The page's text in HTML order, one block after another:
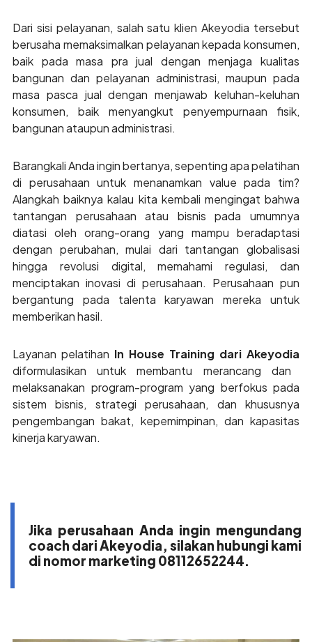
Dari sisi pelayanan, salah satu klien Akeyodia tersebut
berusaha memaksimalkan pelayanan kepada konsumen,
baik pada masa pra jual dengan menjaga kualitas
bangunan dan pelayanan administrasi, maupun pada
masa pasca jual dengan menjawab keluhan-keluhan
konsumen, baik menyangkut penyempurnaan fisik,
bangunan ataupun administrasi.
Barangkali Anda ingin bertanya, sepenting apa pelatihan
di perusahaan untuk menanamkan value pada tim?
Alangkah baiknya kalau kita kembali mengingat bahwa
tantangan perusahaan atau bisnis pada umumnya
diatasi oleh orang-orang yang mampu beradaptasi
dengan perubahan, mulai dari tantangan globalisasi
hingga revolusi digital, memahami regulasi, dan
menciptakan inovasi di perusahaan. Perusahaan pun
bergantung pada talenta karyawan mereka untuk
memberikan hasil.
Layanan pelatihan In House Training dari Akeyodia
diformulasikan untuk membantu merancang dan
melaksanakan program-program yang berfokus pada
sistem bisnis, strategi perusahaan, dan khususnya
pengembangan bakat, kepemimpinan, dan kapasitas
kinerja karyawan.
Jika perusahaan Anda ingin mengundang
coach dari Akeyodia, silakan hubungi kami
di nomor marketing 08112652244.